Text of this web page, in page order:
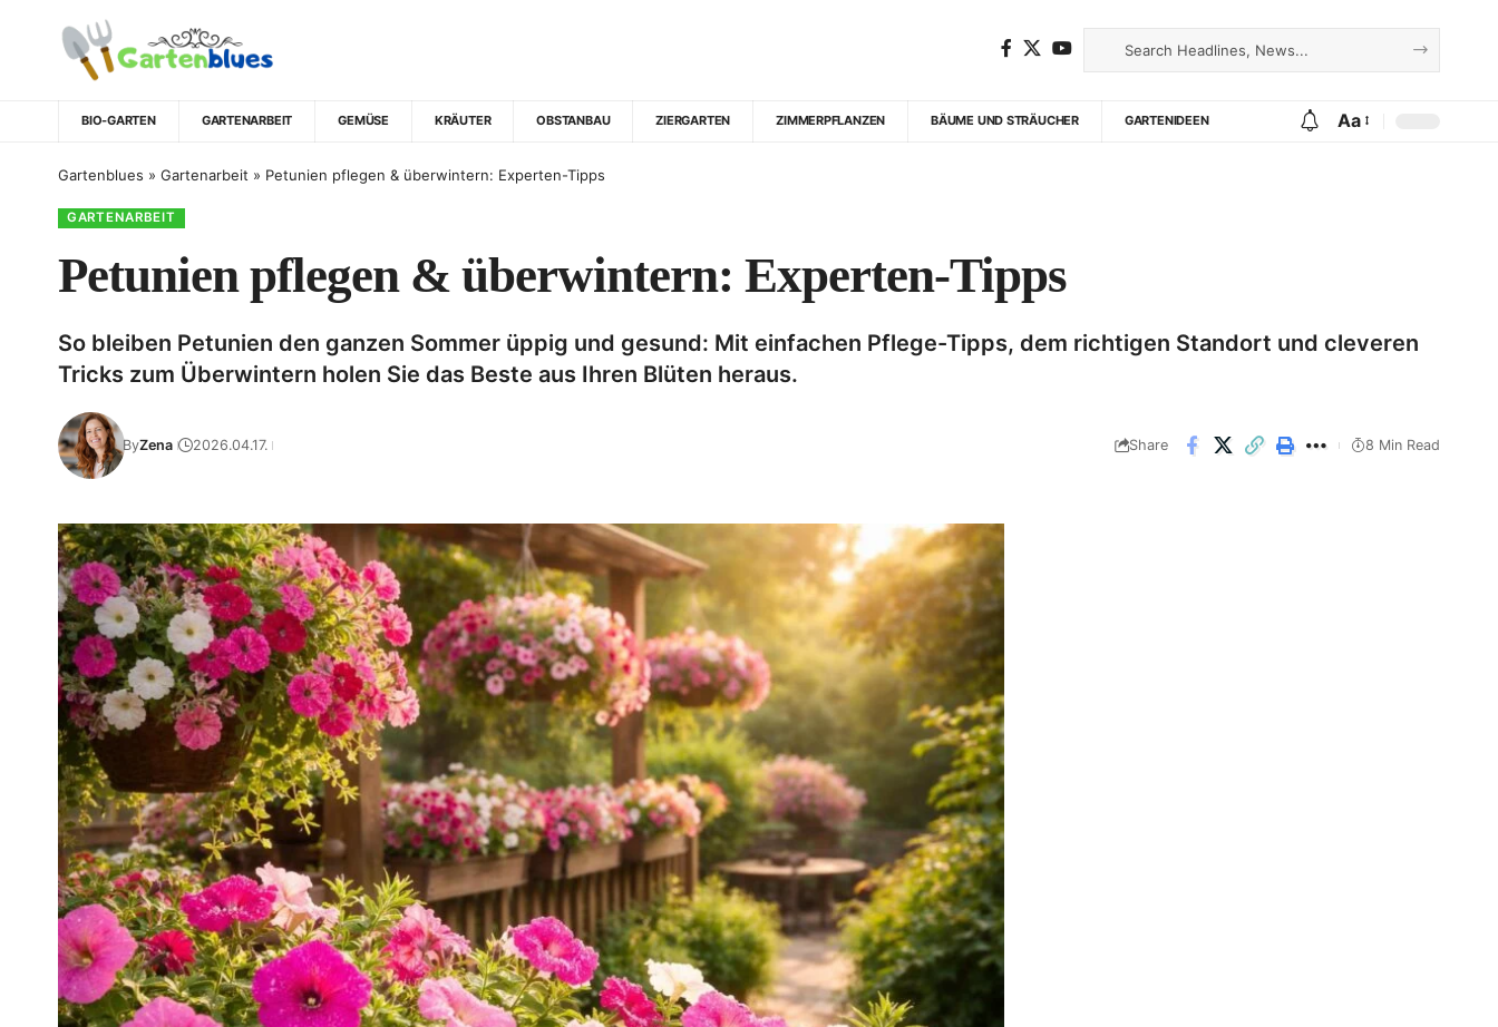
BIO-GARTEN GARTENARBEIT GEMÜSE KRÄUTER OBSTANBAU ZIERGARTEN ZIMMERPFLANZEN BÄUME UND STRÄUCHER GARTENIDEEN Aa
Gartenblues » Gartenarbeit » Petunien pflegen & überwintern: Experten-Tipps
GARTENARBEIT
Petunien pflegen & überwintern: Experten-Tipps
So bleiben Petunien den ganzen Sommer üppig und gesund: Mit einfachen Pflege-Tipps, dem richtigen Standort und cleveren
Tricks zum Überwintern holen Sie das Beste aus Ihren Blüten heraus.
ByZena 2026.04.17. Share 8 Min Read